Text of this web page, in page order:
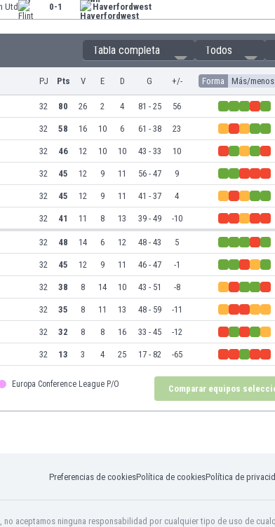
Utd 0-1 Haverfordwest
Tabla completa Todos
PJ Pts V E D G +/- Forma Más/menos
32 80 26 2 4 81 - 25 56
32 58 16 10 6 61 - 38 23
32 46 12 10 10 43 - 33 10
32 45 12 9 11 56 - 47 9
32 45 12 9 11 41 - 37 4
32 41 11 8 13 39 - 49 -10
32 48 14 6 12 48 - 43 5
32 45 12 9 11 46 - 47 -1
32 38 8 14 10 43 - 51 -8
32 35 8 11 13 48 - 59 -11
32 32 8 8 16 33 - 45 -12
32 13 3 4 25 17 - 82 -65
Europa Conference League P/O
Comparar equipos
Preferencias de cookiesPolítica de cookiesPolítica de
aceptamos ninguna responsabilidad por cualquier tipo de uso de